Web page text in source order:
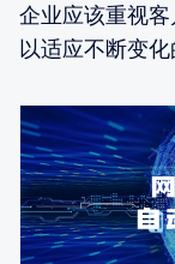
企业应该重视
以适应不断变化